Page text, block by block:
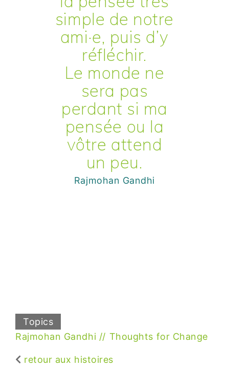
simple de notre
ami·e, puis d’y
réfléchir.
Le monde ne
sera pas
perdant si ma
pensée ou la
vôtre attend
un peu.
Rajmohan Gandhi
Topics
Rajmohan Gandhi
Thoughts for Change
retour aux histoires